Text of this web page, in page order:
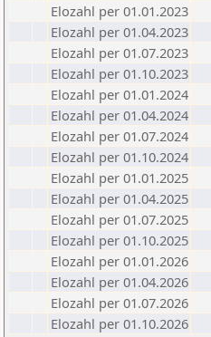
Elozahl per 01.01.2023
Elozahl per 01.04.2023
Elozahl per 01.07.2023
Elozahl per 01.10.2023
Elozahl per 01.01.2024
Elozahl per 01.04.2024
Elozahl per 01.07.2024
Elozahl per 01.10.2024
Elozahl per 01.01.2025
Elozahl per 01.04.2025
Elozahl per 01.07.2025
Elozahl per 01.10.2025
Elozahl per 01.01.2026
Elozahl per 01.04.2026
Elozahl per 01.07.2026
Elozahl per 01.10.2026